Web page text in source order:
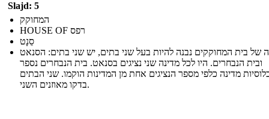
Slajd: 5
המחוקק
HOUSE OF רפס
סֵנָט
של בית המחוקקים נבנה להיות בעל שני בתים, יש שני בתים: הסנאט
ובית הנבחרים. היו לכל מדינה שני נציגים בסנאט. בית הנבחרים נספר
מדינה כלפי מספר הנציגים אחת מן המדינות הוקמו. שני הבתים
בדקו מאוזנים השני.